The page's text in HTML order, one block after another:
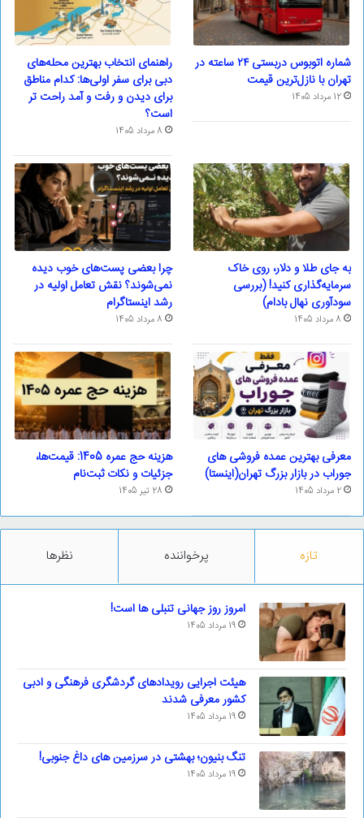
شماره اتوبوس دربستی ۲۴ ساعته در
تهران با نازل‌ترین قیمت
12 مرداد 1405
راهنمای انتخاب بهترین محله‌های
دبی برای سفر اولی‌ها: کدام مناطق
برای دیدن و رفت و آمد راحت تر
است؟
8 مرداد 1405
به جای طلا و دلار، روی خاک
سرمایه‌گذاری کنید! (بررسی
سودآوری نهال بادام)
8 مرداد 1405
چرا بعضی پست‌های خوب دیده
نمی‌شوند؟ نقش تعامل اولیه در
رشد اینستاگرام
8 مرداد 1405
معرفی بهترین عمده فروشی های
جوراب در بازار بزرگ تهران(اینستا)
2 مرداد 1405
هزینه حج عمره 1405: قیمت‌ها،
جزئیات و نکات ثبت‌نام
28 تیر 1405
تازه پرخواننده نظرها
امروز روز جهانی تنبلی ها است!
19 مرداد 1405
هیئت اجرایی رویدادهای گردشگری فرهنگی و ادبی
کشور معرفی شدند
19 مرداد 1405
تنگ بنیون؛ بهشتی در سرزمین های داغ جنوبی!
19 مرداد 1405